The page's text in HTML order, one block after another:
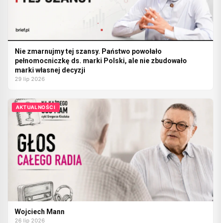
Nie zmarnujmy tej szansy. Państwo powołało
pełnomocniczkę ds. marki Polski, ale nie zbudowało
marki własnej decyzji
29 lip 2026
AKTUALNOŚCI
Wojciech Mann
26 lip 2026